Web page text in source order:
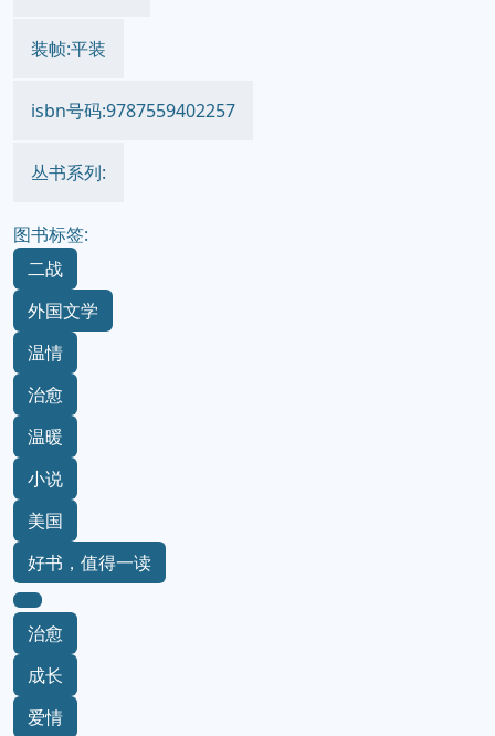
装帧:平装
isbn号码:9787559402257
丛书系列:
图书标签:
二战
外国文学
温情
治愈
温暖
小说
美国
好书，值得一读
治愈
成长
爱情